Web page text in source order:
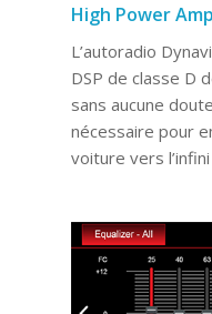
High Power
L’autoradio
DSP de classe D
sans aucune
nécessaire pour
voiture vers